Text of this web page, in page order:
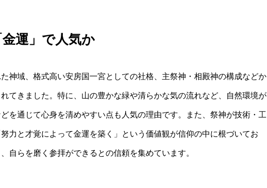
運」で人気か
神域、格式高い安房国一宮としての社格、主祭神・相殿神の構成などか
てきました。特に、山の豊かな緑や清らかな気の流れなど、自然環境が
を通じて心身を清めやすい点も人気の理由です。また、祭神が技術・工
力と才覚によって金運を築く」という価値観が信仰の中に根づいてお
自らを磨く参拝ができるとの信頼を集めています。